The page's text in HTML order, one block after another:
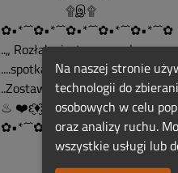
۩இ۩
✿•*´¯`✿•*´¯`✿•*´¯`✿•*´¯`✿•*´¯`✿
..„ Rozłąka jest naszym losem,
....spotkanie naszą nadzieją...
..Zostawiam modlitwę.❄️♨️❄️
♨ ❤️ԑ̮̑♦̮̑ɜܓ ♨ ❤️ ♨ ԑ̮̑♦̮̑ɜܓ ❤️♨
✿•*´¯`✿•*´¯`✿•*´¯`✿•*´¯`✿•*´¯`✿
Na naszej stronie
technologii do
osobowych w celu
oraz analizy ruchu.
wszystkie usługi lub